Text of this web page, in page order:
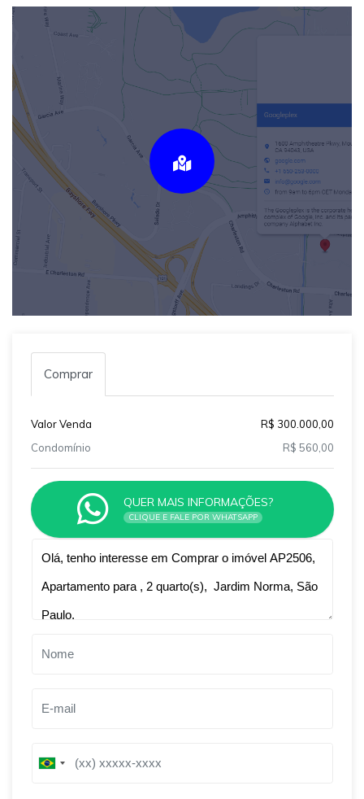
Comprar
Valor Venda
R$ 300.000,00
Condomínio
R$ 560,00
QUER MAIS INFORMAÇÕES?
CLIQUE E FALE POR WHATSAPP
B